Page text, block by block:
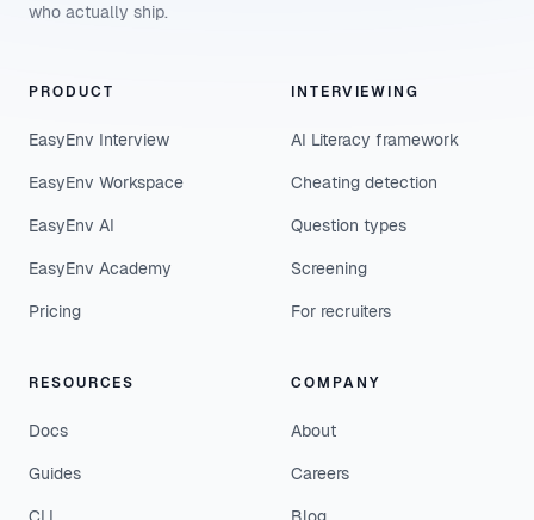
who actually ship.
PRODUCT
EasyEnv Interview
EasyEnv Workspace
EasyEnv AI
EasyEnv Academy
Pricing
INTERVIEWING
AI Literacy framework
Cheating detection
Question types
Screening
For recruiters
RESOURCES
Docs
Guides
COMPANY
About
Careers